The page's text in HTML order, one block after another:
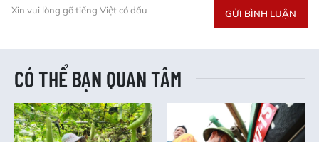
Xin vui lòng gõ tiếng Việt có dấu GỬI BÌNH LUẬN
CÓ THỂ BẠN QUAN TÂM